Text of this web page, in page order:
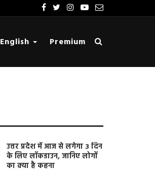
English Premium
उत्तर प्रदेश में आज से लगेगा 3 दिन
के लिए लॉकडाउन, जानिए लोगों
का क्या है कहना